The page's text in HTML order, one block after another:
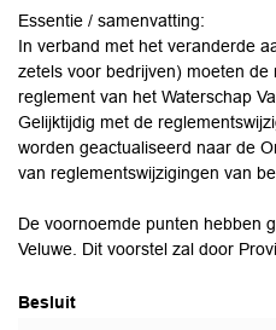
Essentie / samenvatting:
In verband met het veranderde
zetels voor bedrijven) moeten
reglement van het Waterschap
Gelijktijdig met de
worden geactualiseerd naar de
van reglementswijzigingen van
De voornoemde punten hebben
Veluwe. Dit voorstel zal door
Besluit